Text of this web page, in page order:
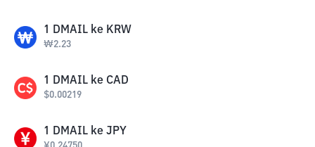
1 DMAIL ke KRW
₩2.23
1 DMAIL ke CAD
$0.00219
1 DMAIL ke JPY